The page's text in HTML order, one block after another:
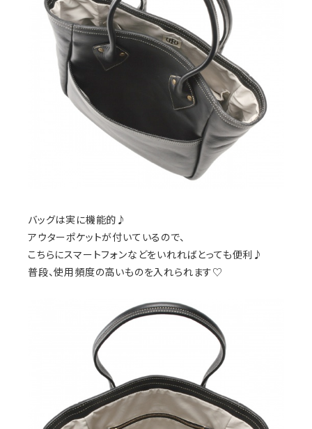
バッグは実に機能的♪
アウターポケットが付いているので、
こちらにスマートフォンなどをいれればとっても便利♪
普段、使用頻度の高いものを入れられます♡